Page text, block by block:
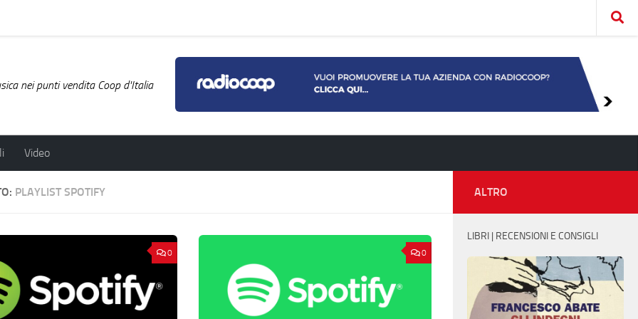
nei punti vendita Coop d'Italia
Video
PLAYLIST SPOTIFY
0 0
ALTRO
LIBRI | RECENSIONI E CONSIGLI